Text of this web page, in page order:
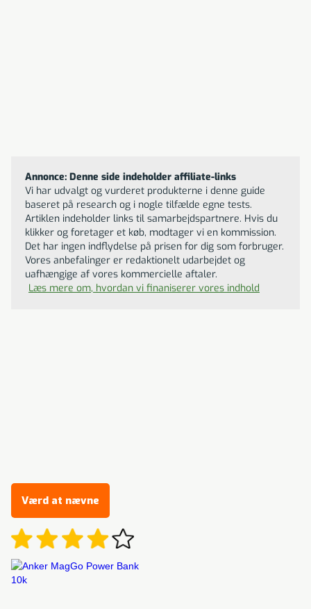
Annonce: Denne side indeholder affiliate-links
Vi har udvalgt og vurderet produkterne i denne guide
baseret på research og i nogle tilfælde egne tests.
Artiklen indeholder links til samarbejdspartnere. Hvis du
klikker og foretager et køb, modtager vi en kommission.
Det har ingen indflydelse på prisen for dig som forbruger.
Vores anbefalinger er redaktionelt udarbejdet og
uafhængige af vores kommercielle aftaler.
Læs mere om, hvordan vi finaniserer vores indhold
Værd at nævne